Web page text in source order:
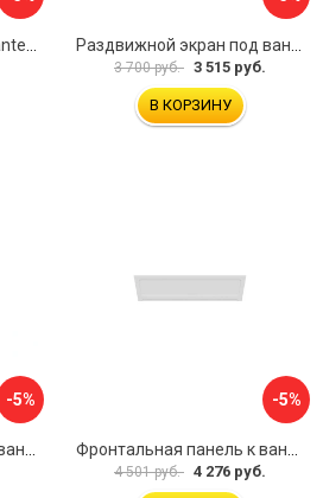
3 700 руб. 3 515 руб.
В КОРЗИНУ
-5% -5%
4 501 руб. 4 276 руб.